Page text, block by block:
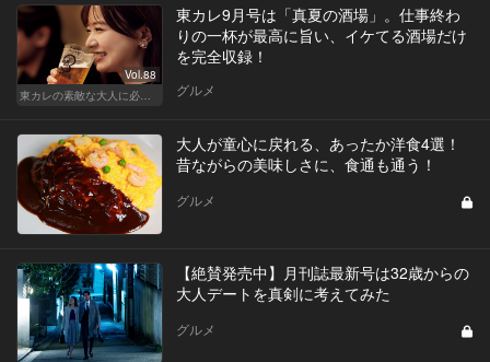
Vol.88
東カレの素敵な大人に必要なこと
東カレ9月号は「真夏の酒場」。仕事終わ
りの一杯が最高に旨い、イケてる酒場だけ
を完全収録！
グルメ
大人が童心に戻れる、あったか洋食4選！
昔ながらの美味しさに、食通も通う！
グルメ
【絶賛発売中】月刊誌最新号は32歳からの
大人デートを真剣に考えてみた
グルメ